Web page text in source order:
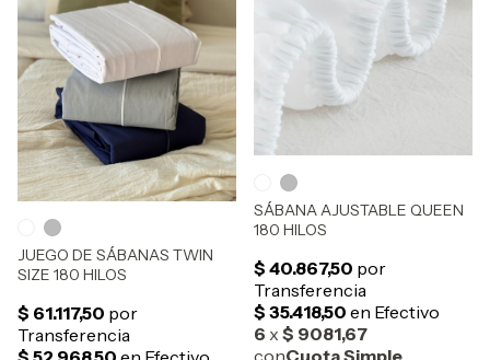
JUEGO DE SÁBANAS TWIN
SIZE 180 HILOS
SÁBANA AJUSTABLE QUEEN
180 HILOS